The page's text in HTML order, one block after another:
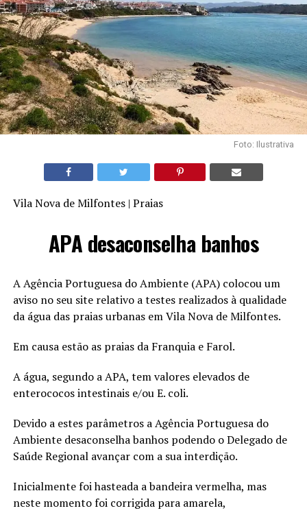
Foto: Ilustrativa
Vila Nova de Milfontes | Praias
APA desaconselha banhos
A Agência Portuguesa do Ambiente (APA) colocou um
aviso no seu site relativo a testes realizados à qualidade
da água das praias urbanas em Vila Nova de Milfontes.
Em causa estão as praias da Franquia e Farol.
A água, segundo a APA, tem valores elevados de
enterococos intestinais e/ou E. coli.
Devido a estes parâmetros a Agência Portuguesa do
Ambiente desaconselha banhos podendo o Delegado de
Saúde Regional avançar com a sua interdição.
Inicialmente foi hasteada a bandeira vermelha, mas
neste momento foi corrigida para amarela,